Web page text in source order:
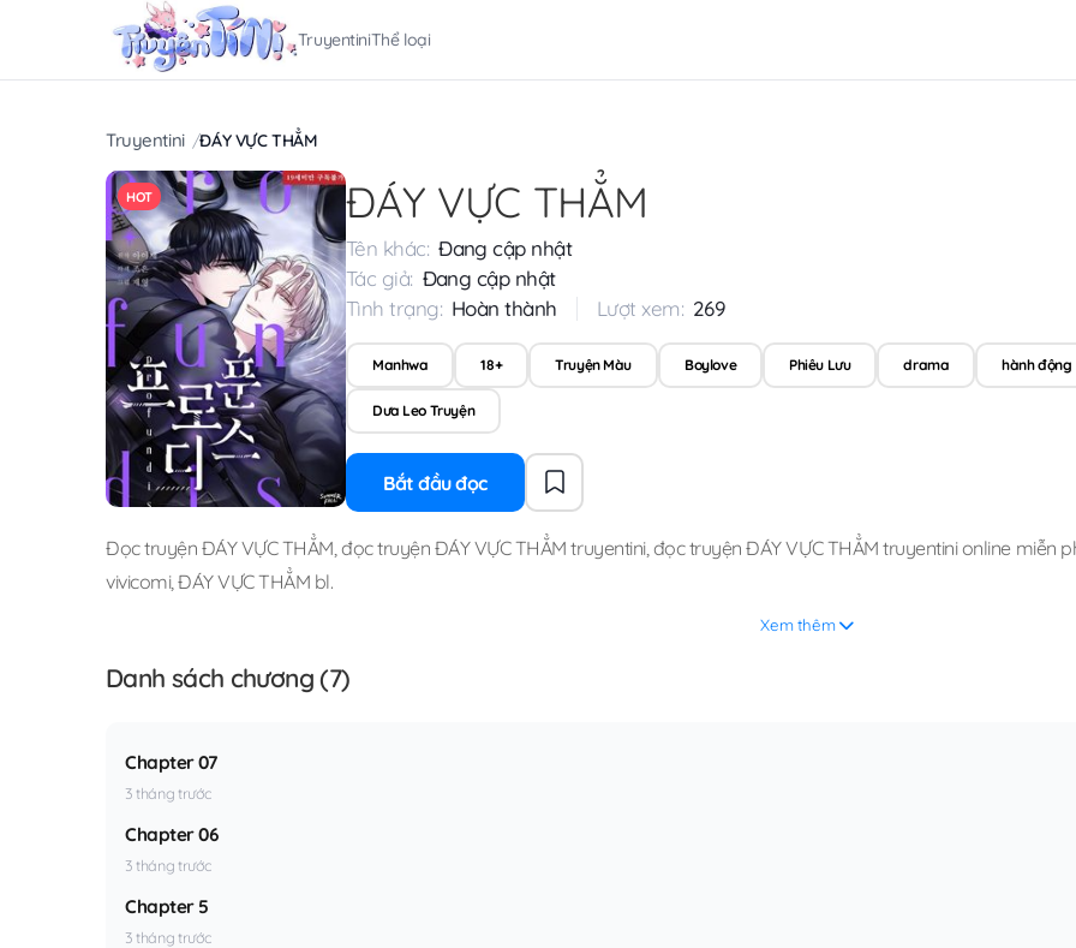
TruyentiniThể loại
Truyentini ĐÁY VỰC THẲM
HOT ĐÁY VỰC THẲM
Tên khác: Đang cập nhật
Tác giả: Đang cập nhật
Tình trạng: Hoàn thành Lượt xem: 269
Manhwa 18+ Truyện Màu Boylove Phiêu Lưu drama hành động
Dưa Leo Truyện
Bắt đầu đọc
Đọc truyện ĐÁY VỰC THẲM,đọc truyện ĐÁY VỰC THẲM truyentini,đọc truyện ĐÁY VỰC THẲM truyentini online miễn
vivicomi,ĐÁY VỰC THẲM bl.
Xem thêm
Danh sách chương (7)
Chapter 07
3 tháng trước
Chapter 06
3 tháng trước
Chapter 5
3 tháng trước